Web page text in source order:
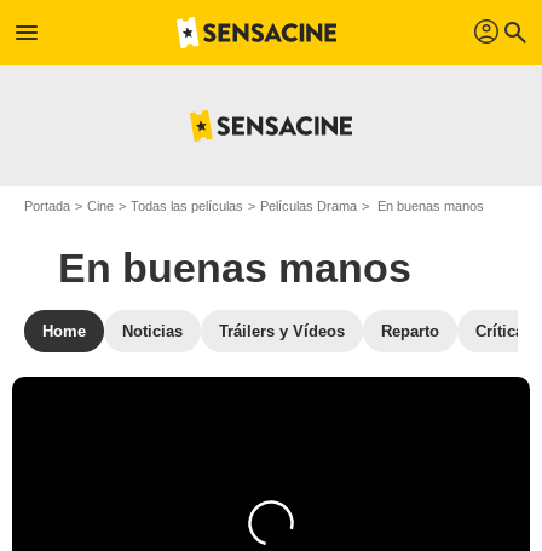
menu profil search
Portada Cine Todas las películas Películas Drama En buenas manos
En buenas manos
Home Noticias Tráilers y Vídeos Reparto Críticas